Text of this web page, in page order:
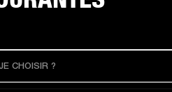
CHOISIR ?